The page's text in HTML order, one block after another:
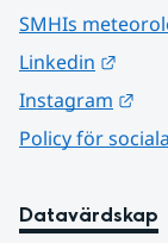
SMHIs
Linkedin
Instagram
Policy för
Datavärdskap